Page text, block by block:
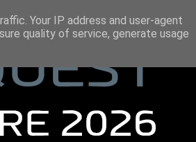
Your IP address and user-agent
quality of service, generate usage